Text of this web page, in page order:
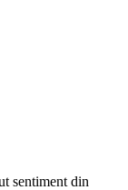
sentiment din